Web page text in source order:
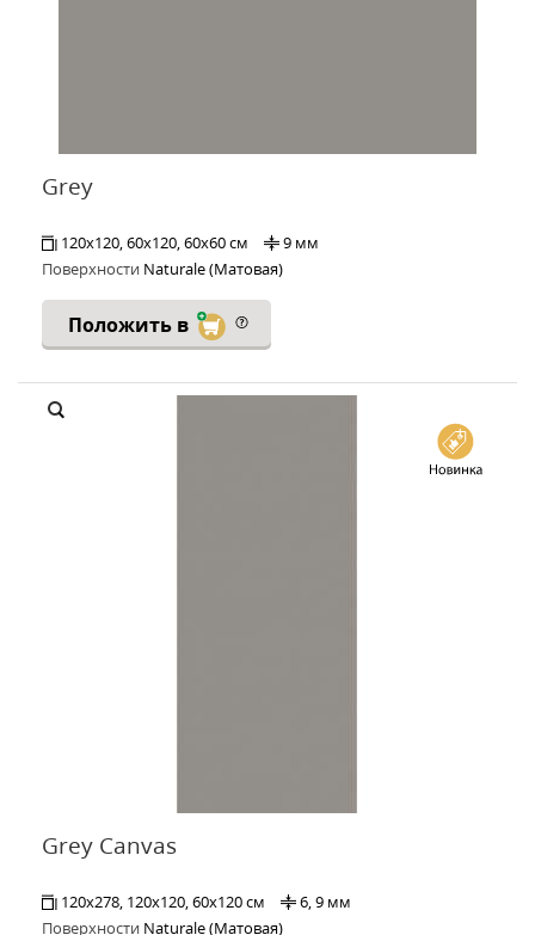
Grey
120x120, 60x120, 60x60 см
9 мм
Поверхности Naturale (Матовая)
Положить в
Grey Canvas
120x278, 120x120, 60x120 см
6, 9 мм
Поверхности Naturale (Матовая)